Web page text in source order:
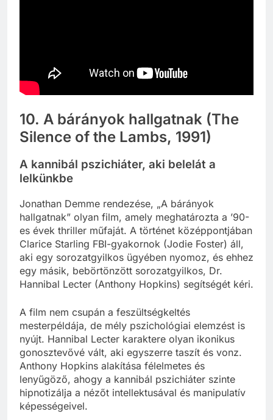
10. A bárányok hallgatnak (The
Silence of the Lambs, 1991)
A kannibál pszichiáter, aki belelát a
lelkünkbe
Jonathan Demme rendezése, „A bárányok
hallgatnak” olyan film, amely meghatározta a ’90-
es évek thriller műfaját. A történet középpontjában
Clarice Starling FBI-gyakornok (Jodie Foster) áll,
aki egy sorozatgyilkos ügyében nyomoz, és ehhez
egy másik, bebörtönzött sorozatgyilkos, Dr.
Hannibal Lecter (Anthony Hopkins) segítségét kéri.
A film nem csupán a feszültségkeltés
mesterpéldája, de mély pszichológiai elemzést is
nyújt. Hannibal Lecter karaktere olyan ikonikus
gonosztevővé vált, aki egyszerre taszít és vonz.
Anthony Hopkins alakítása félelmetes és
lenyűgöző, ahogy a kannibál pszichiáter szinte
hipnotizálja a nézőt intellektusával és manipulatív
képességeivel.